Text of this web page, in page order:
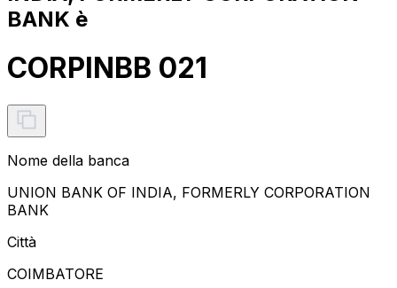
BANK è
CORPINBB 021
Nome della banca
UNION BANK OF INDIA, FORMERLY CORPORATION
BANK
Città
COIMBATORE